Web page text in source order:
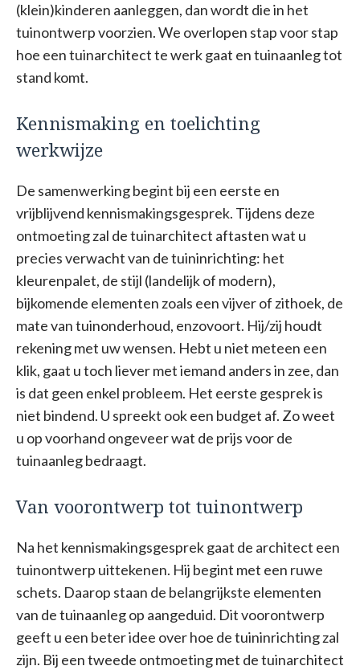
(klein)kinderen aanleggen, dan wordt die in het
tuinontwerp voorzien. We overlopen stap voor stap
hoe een tuinarchitect te werk gaat en tuinaanleg tot
stand komt.
Kennismaking en toelichting
werkwijze
De samenwerking begint bij een eerste en
vrijblijvend kennismakingsgesprek. Tijdens deze
ontmoeting zal de tuinarchitect aftasten wat u
precies verwacht van de tuininrichting: het
kleurenpalet, de stijl (landelijk of modern),
bijkomende elementen zoals een vijver of zithoek, de
mate van tuinonderhoud, enzovoort. Hij/zij houdt
rekening met uw wensen. Hebt u niet meteen een
klik, gaat u toch liever met iemand anders in zee, dan
is dat geen enkel probleem. Het eerste gesprek is
niet bindend. U spreekt ook een budget af. Zo weet
u op voorhand ongeveer wat de prijs voor de
tuinaanleg bedraagt.
Van voorontwerp tot tuinontwerp
Na het kennismakingsgesprek gaat de architect een
tuinontwerp uittekenen. Hij begint met een ruwe
schets. Daarop staan de belangrijkste elementen
van de tuinaanleg op aangeduid. Dit voorontwerp
geeft u een beter idee over hoe de tuininrichting zal
zijn. Bij een tweede ontmoeting met de tuinarchitect